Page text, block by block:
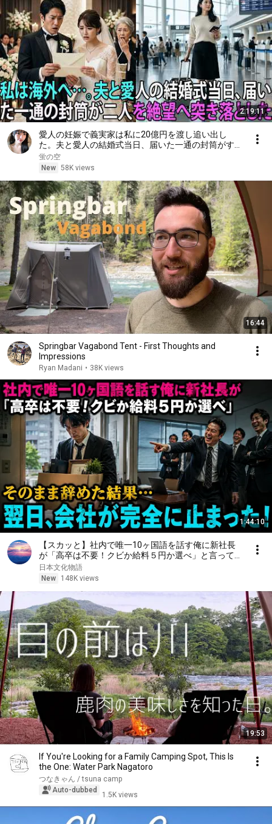
2:19:11
愛人の妊娠で義実家は私に20億円を渡し追い出し
た。夫と愛人の結婚式当日、届いた一通の封筒がすべ
てを終わらせた――| 感動する話 | スカッとする話
蛍の空
New 58K views
16:44
Springbar Vagabond Tent - First Thoughts and
Impressions
Ryan Madani • 38K views
1:44:10
【スカッと】社内で唯一10ヶ国語を話す俺に新社長
が「高卒は不要！クビか給料５円か選べ」と言ってき
た。そのまま辞めた結果
日本文化物語
New
148K views
19:53
If You're Looking for a Family Camping Spot, This Is
the One: Water Park Nagatoro
つなきゃん / tsuna camp
Auto-dubbed
1.5K views